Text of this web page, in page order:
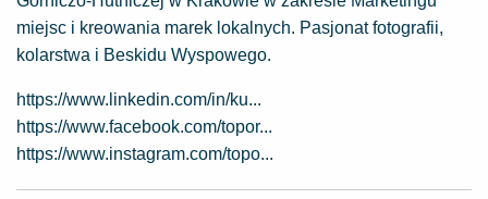
miejsc i kreowania marek lokalnych. Pasjonat fotografii,
kolarstwa i Beskidu Wyspowego.
https://www.linkedin.com/in/ku...
https://www.facebook.com/topor...
https://www.instagram.com/topo...